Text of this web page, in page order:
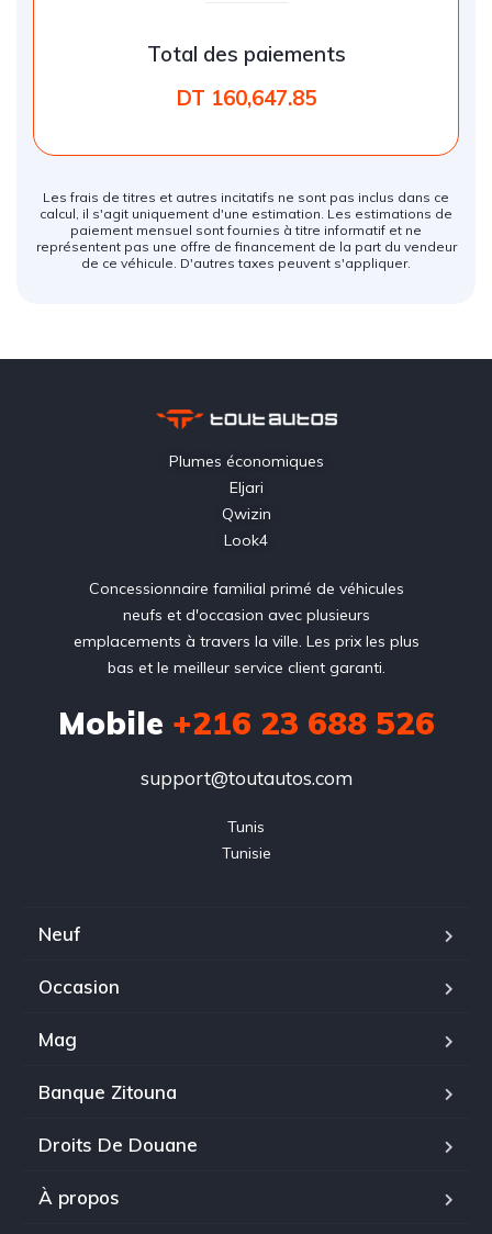
Total des paiements
DT 160,647.85
Les frais de titres et autres incitatifs ne sont pas inclus dans ce
calcul, il s'agit uniquement d'une estimation. Les estimations de
paiement mensuel sont fournies à titre informatif et ne
représentent pas une offre de financement de la part du vendeur
de ce véhicule. D'autres taxes peuvent s'appliquer.
Plumes économiques
Eljari
Qwizin
Look4
Concessionnaire familial primé de véhicules
neufs et d'occasion avec plusieurs
emplacements à travers la ville. Les prix les plus
bas et le meilleur service client garanti.
Mobile +216 23 688 526
support@toutautos.com
Tunis
Tunisie
Neuf
Occasion
Mag
Banque Zitouna
Droits De Douane
À propos